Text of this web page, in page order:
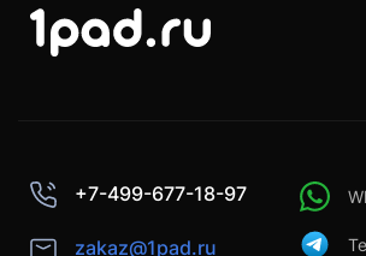
+7-499-677-18-97
zakaz@1pad.ru